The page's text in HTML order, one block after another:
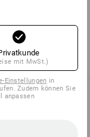
mit MwSt.)
Einstellungen in
Zudem können Sie
anpassen